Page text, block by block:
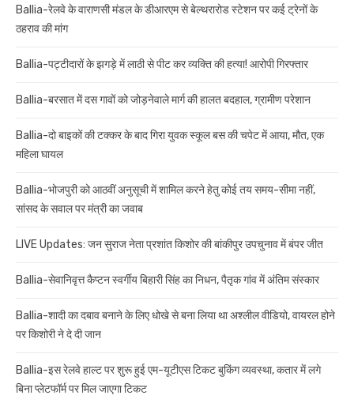
Ballia-रेलवे के वाराणसी मंडल के डीआरएम से बेल्थरारोड स्टेशन पर कई ट्रेनों के
ठहराव की मांग
Ballia-पट्टीदारों के झगड़े में लाठी से पीट कर व्यक्ति की हत्या! आरोपी गिरफ्तार
Ballia-बरसात में दस गावों को जोड़नेवाले मार्ग की हालत बदहाल, ग्रामीण परेशान
Ballia-दो बाइकों की टक्कर के बाद गिरा युवक स्कूल बस की चपेट में आया, मौत, एक
महिला घायल
Ballia-भोजपुरी को आठवीं अनुसूची में शामिल करने हेतु कोई तय समय-सीमा नहीं,
सांसद के सवाल पर मंत्री का जवाब
LIVE Updates: जन सुराज नेता प्रशांत किशोर की बांकीपुर उपचुनाव में बंपर जीत
Ballia-सेवानिवृत्त कैप्टन स्वर्गीय बिहारी सिंह का निधन, पैतृक गांव में अंतिम संस्कार
Ballia-शादी का दबाव बनाने के लिए धोखे से बना लिया था अश्लील वीडियो, वायरल होने
पर किशोरी ने दे दी जान
Ballia-इस रेलवे हाल्ट पर शुरू हुई एम-यूटीएस टिकट बुकिंग व्यवस्था, कतार में लगे
बिना प्लेटफॉर्म पर मिल जाएगा टिकट